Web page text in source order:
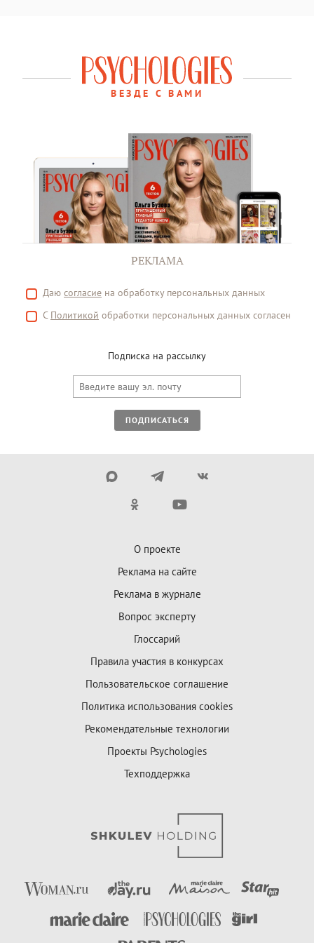
ВЕЗДЕ С ВАМИ
РЕКЛАМА
Даю согласие на обработку персональных данных
С Политикой обработки персональных данных согласен
Подписка на рассылку
ПОДПИСАТЬСЯ
О проекте
Реклама на сайте
Реклама в журнале
Вопрос эксперту
Глоссарий
Правила участия в конкурсах
Пользовательское соглашение
Политика использования cookies
Рекомендательные технологии
Проекты Psychologies
Техподдержка